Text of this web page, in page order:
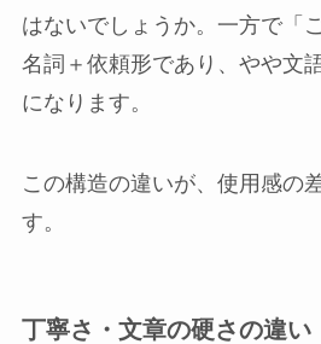
はないでしょうか。一方で「
名詞＋依頼形であり、やや文
になります。
この構造の違いが、使用感の
す。
丁寧さ・文章の硬さの違い